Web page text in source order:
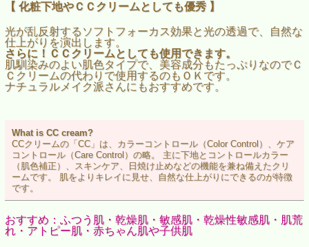
【 化粧下地やＣＣクリームとしても優秀 】
光が乱反射するソフトフォーカス効果と光の透過で、自然な
仕上がりを演出します。
さらに！ＣＣクリームとしても使用できます。
肌馴染みのよい肌色タイプで、美容成分もたっぷりなのでＣ
Ｃクリームの代わりで使用するのもＯＫです。
ナチュラルメイク派さんにもおすすめです。
What is CC cream?
CCクリームの「CC」は、カラーコントロール（Color Control）、ケア
コントロール（Care Control）の略。 主に下地とコントロールカラー
（肌色補正）、スキンケア、日焼け止めなどの機能を兼ね備えたクリ
ームです。 肌をよりキレイに見せ、自然な仕上がりにできるのが特徴
です。
おすすめ：ふつう肌・乾燥肌・敏感肌・乾燥性敏感肌・肌荒
れ・アトピー肌・赤ちゃん肌や子供肌